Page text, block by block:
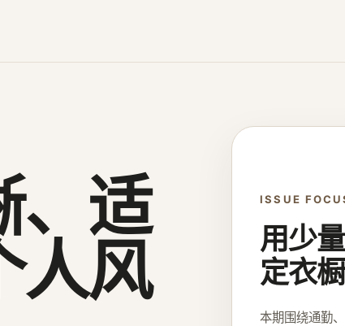
、适
人风
ISSUE
用少
定衣橱
本期围绕通勤